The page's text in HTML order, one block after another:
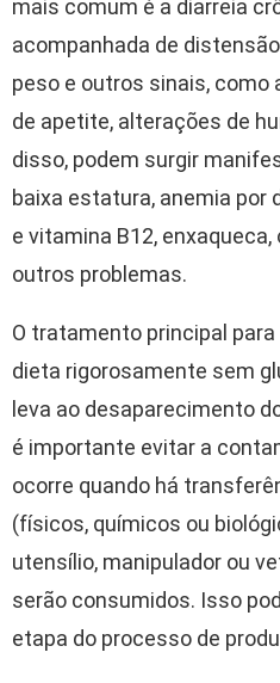
mais comum é a diarreia
acompanhada de
peso e outros sinais,
de apetite, alterações de
disso, podem surgir
baixa estatura, anemia por
e vitamina B12,
outros problemas.
O tratamento principal
dieta rigorosamente sem
leva ao desaparecimento
é importante evitar a
ocorre quando há
(físicos, químicos ou
utensílio, manipulador ou
serão consumidos. Isso
etapa do processo de